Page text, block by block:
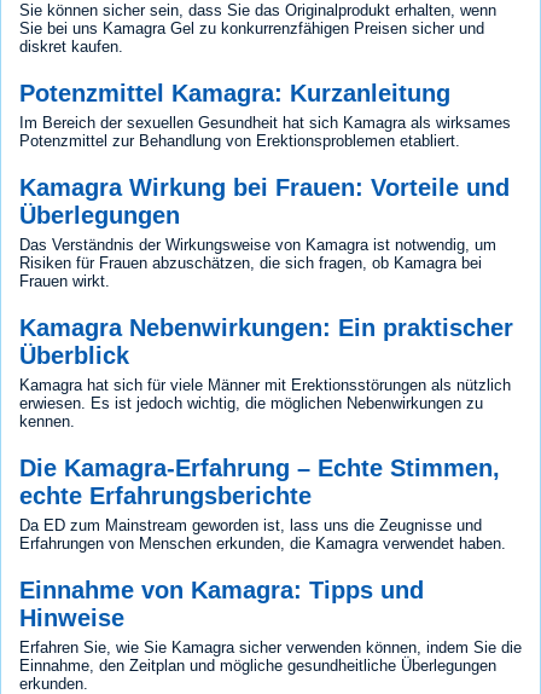
Sie können sicher sein, dass Sie das Originalprodukt erhalten, wenn
Sie bei uns Kamagra Gel zu konkurrenzfähigen Preisen sicher und
diskret kaufen.
Potenzmittel Kamagra: Kurzanleitung
Im Bereich der sexuellen Gesundheit hat sich Kamagra als wirksames
Potenzmittel zur Behandlung von Erektionsproblemen etabliert.
Kamagra Wirkung bei Frauen: Vorteile und
Überlegungen
Das Verständnis der Wirkungsweise von Kamagra ist notwendig, um
Risiken für Frauen abzuschätzen, die sich fragen, ob Kamagra bei
Frauen wirkt.
Kamagra Nebenwirkungen: Ein praktischer
Überblick
Kamagra hat sich für viele Männer mit Erektionsstörungen als nützlich
erwiesen. Es ist jedoch wichtig, die möglichen Nebenwirkungen zu
kennen.
Die Kamagra-Erfahrung – Echte Stimmen,
echte Erfahrungsberichte
Da ED zum Mainstream geworden ist, lass uns die Zeugnisse und
Erfahrungen von Menschen erkunden, die Kamagra verwendet haben.
Einnahme von Kamagra: Tipps und
Hinweise
Erfahren Sie, wie Sie Kamagra sicher verwenden können, indem Sie die
Einnahme, den Zeitplan und mögliche gesundheitliche Überlegungen
erkunden.